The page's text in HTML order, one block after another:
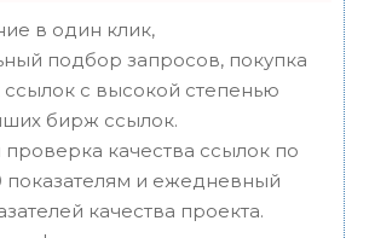
в один клик,
подбор запросов, покупка
с высокой степенью
бирж ссылок.
качества ссылок по
показателям и ежедневный
качества проекта.